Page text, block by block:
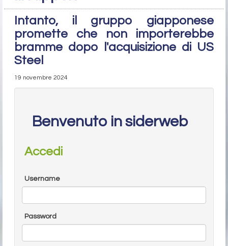
Intanto, il gruppo giapponese
promette che non importerebbe
bramme dopo l'acquisizione di US
Steel
19 novembre 2024
Benvenuto in siderweb
Accedi
Username
Password